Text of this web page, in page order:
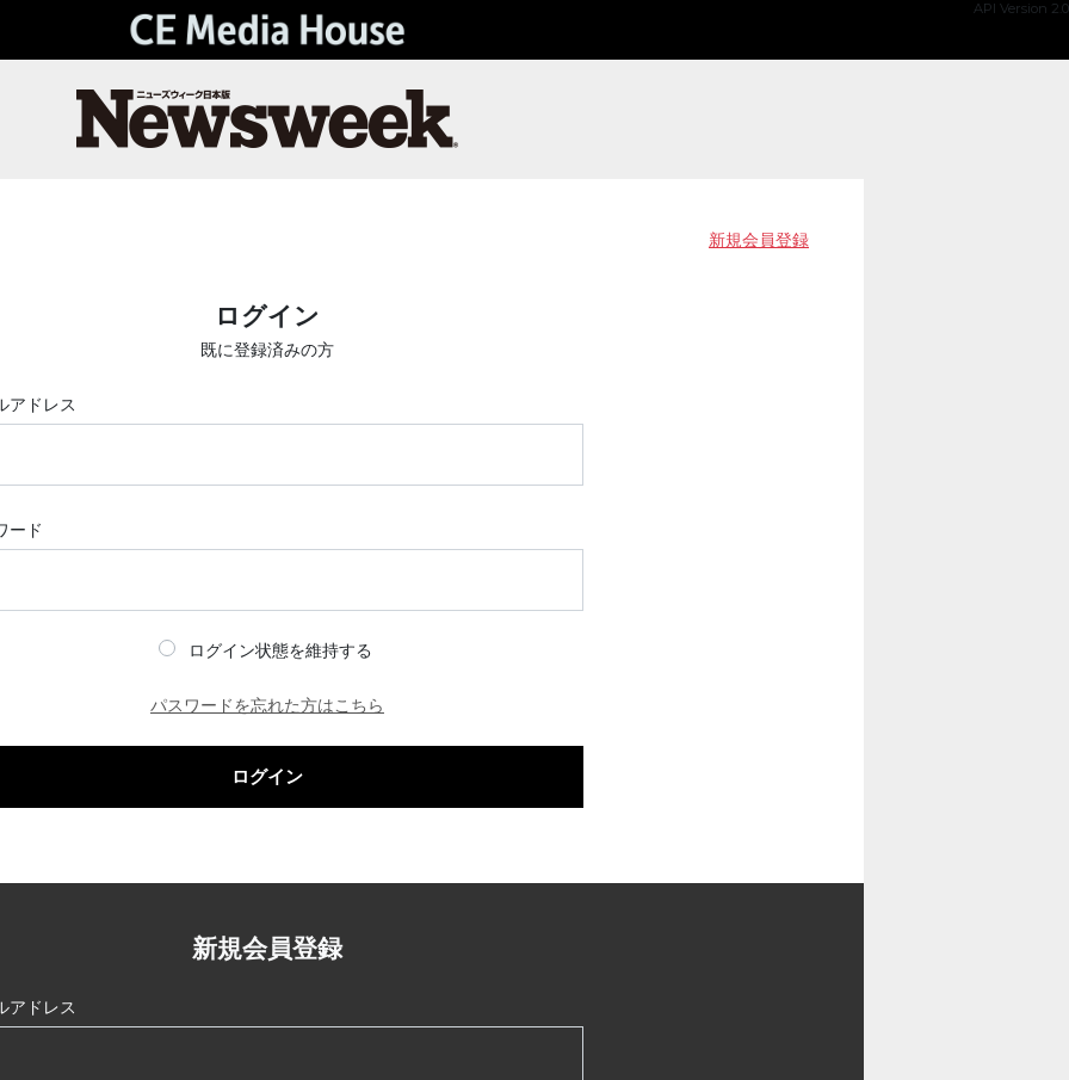
API Version 2.0
新規会員登録
ログイン
既に登録済みの方
アドレス
ード
ログイン状態を維持する
パスワードを忘れた方はこちら
ログイン
新規会員登録
アドレス